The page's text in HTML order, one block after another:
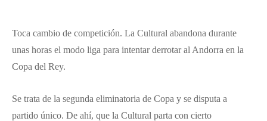
Toca cambio de competición. La Cultural abandona durante
unas horas el modo liga para intentar derrotar al Andorra en la
Copa del Rey.
Se trata de la segunda eliminatoria de Copa y se disputa a
partido único. De ahí, que la Cultural parta con cierto